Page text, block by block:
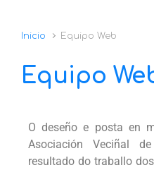
Inicio Equipo Web
Equipo
O deseño e posta en
Asociación Veciñal
resultado do traballo